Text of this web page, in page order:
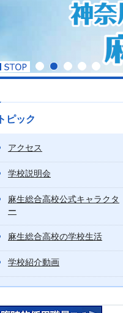
トピック
アクセス
学校説明会
麻生総合高校公式キャラクタ
ー
麻生総合高校の学校生活
学校紹介動画